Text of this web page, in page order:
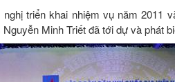
triển khai nhiệm vụ năm 2011
Minh Triết đã tới dự và phát